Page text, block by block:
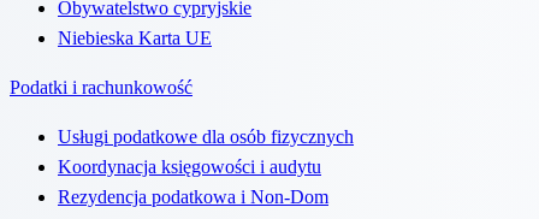
Obywatelstwo cypryjskie
Niebieska Karta UE
Podatki i rachunkowość
Usługi podatkowe dla osób fizycznych
Koordynacja księgowości i audytu
Rezydencja podatkowa i Non-Dom